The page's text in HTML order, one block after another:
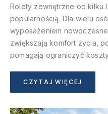
Rolety zewnętrzne od kilku
popularnością. Dla wielu
wyposażeniem
zwiększają komfort życia,
pomagają ograniczyć
CZYTAJ WIĘCEJ